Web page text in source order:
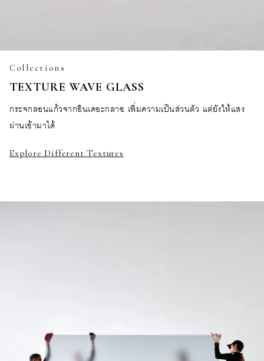
Collections
TEXTURE WAVE GLASS
กระจกลอนแก้วจากอินเดอะกลาซ เพิ่มความเป็นส่วนตัว แต่ยังให้แสง
ผ่านเข้ามาได้
Explore Different Textures